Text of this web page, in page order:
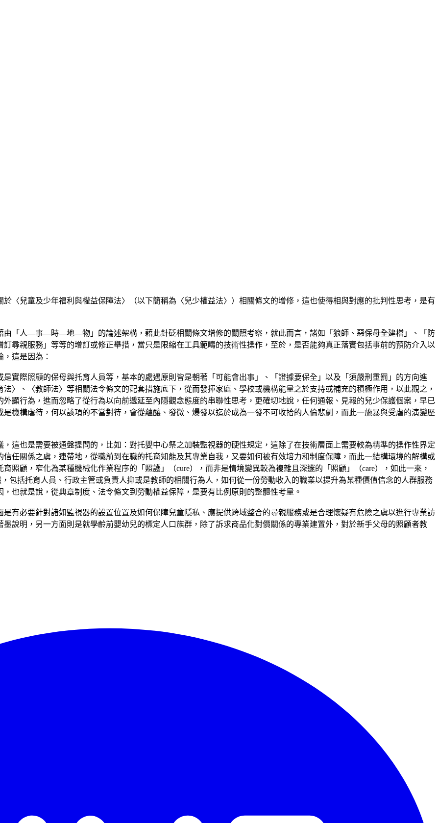
〈兒童及少年福利與權益保障法〉（以下簡稱為〈兒少權益法〉）相關條文的增修，這也使得相與對應的批判性思考，是有
由「人—事—時—地—物」的論述架構，藉此針砭相關條文增修的關照考察，就此而言，諸如「狼師、惡保母全建檔」、「防
尋親服務」等等的增訂或修正舉措，當只是限縮在工具範疇的技術性操作，至於，是否能夠真正落實包括事前的預防介入以
這是因為：
實際照顧的保母與托育人員等，基本的處遇原則皆是朝著「可能會出事」、「證據要保全」以及「須嚴刑重罰」的方向進
〉、〈教師法〉等相關法令條文的配套措施底下，從而發揮家庭、學校或機構能量之於支持或補充的積極作用，以此觀之，
顯行為，進而忽略了從行為以向前遞延至內隱觀念態度的串聯性思考，更確切地說，任何通報、見報的兒少保護個案，早已
機構虐待，何以該項的不當對待，會從蘊釀、發微、爆發以迄於成為一發不可收拾的人倫悲劇，而此一施暴與受虐的演變歷
這也是需要被通盤提問的，比如：對托嬰中心祭之加裝監視器的硬性規定，這除了在技術層面上需要較為精準的操作性界定
任關係之虞，連帶地，從職前到在職的托育知能及其專業自我，又要如何被有效培力和制度保障，而此一結構環境的解構或
照顧，窄化為某種機械化作業程序的「照護」（cure），而非是情境變異較為複雜且深邃的「照顧」（care），如此一來，
包括托育人員、行政主管或負責人抑或是教師的相關行為人，如何從一份勞動收入的職業以提升為某種價值信念的人群服務
也就是說，從典章制度、法令條文到勞動權益保障，是要有比例原則的整體性考量。
有必要針對諸如監視器的設置位置及如何保障兒童隱私、應提供跨域整合的尋親服務或是合理懷疑有危險之虞以進行專業訪
說明，另一方面則是就學齡前嬰幼兒的標定人口族群，除了訴求商品化對價關係的專業建置外，對於新手父母的照顧者教